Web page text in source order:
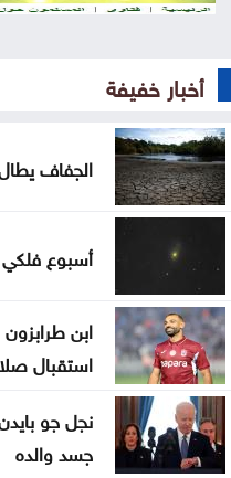
الصفدي ووزير خارجية
التوجيهي
الجفاف يطال أكثر من
كولومبيا تعلن الاعتراف
السوري المحتل
رئيس حكومة سبتة
إلى حين ترحيلهم
مستوطنون يواصلون
لليوم الثاني
أخبار خفيفة
الجفاف يطال
أسبوع
ابن
استقبال
نجل جو
جسد والده